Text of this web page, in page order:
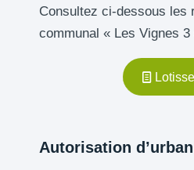
Consultez ci-dessous les
communal « Les Vignes 3
Autorisation